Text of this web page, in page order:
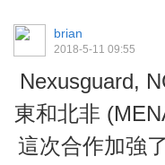
brian
2018-5-11 09:55
Nexusguard,
東和北非
這次合作加強